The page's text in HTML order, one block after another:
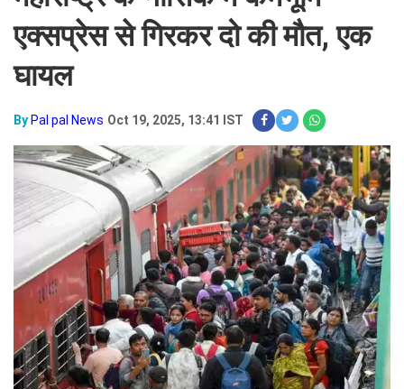
एक्सप्रेस से गिरकर दो की मौत, एक
घायल
By Pal pal News Oct 19, 2025, 13:41 IST